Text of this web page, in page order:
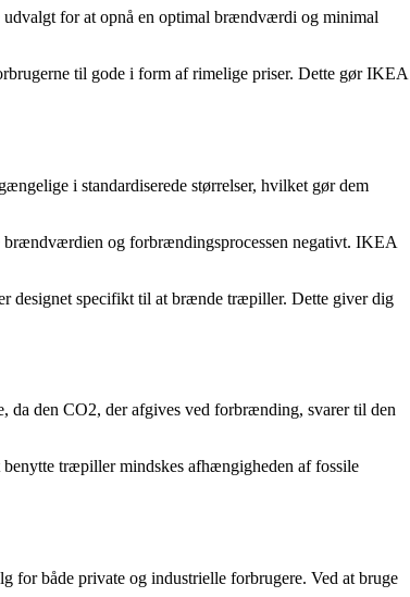
for at opnå en optimal brændværdi og minimal
til gode i form af rimelige priser. Dette gør IKEA
i standardiserede størrelser, hvilket gør dem
og forbrændingsprocessen negativt. IKEA
designet specifikt til at brænde træpiller. Dette giver dig
den CO2, der afgives ved forbrænding, svarer til den
træpiller mindskes afhængigheden af fossile
både private og industrielle forbrugere. Ved at bruge